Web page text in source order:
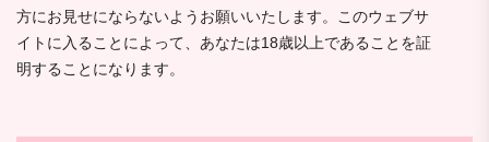
方にお見せにならないようお願いいたします。このウェブサ
イトに入ることによって、あなたは18歳以上であることを証
明することになります。